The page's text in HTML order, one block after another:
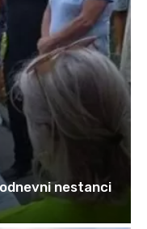
nestanci